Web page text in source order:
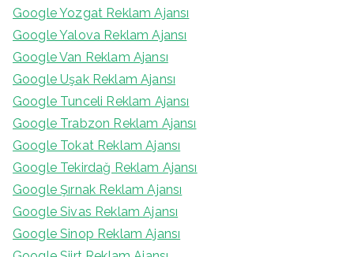
Google Yozgat Reklam Ajansı
Google Yalova Reklam Ajansı
Google Van Reklam Ajansı
Google Uşak Reklam Ajansı
Google Tunceli Reklam Ajansı
Google Trabzon Reklam Ajansı
Google Tokat Reklam Ajansı
Google Tekirdağ Reklam Ajansı
Google Şırnak Reklam Ajansı
Google Sivas Reklam Ajansı
Google Sinop Reklam Ajansı